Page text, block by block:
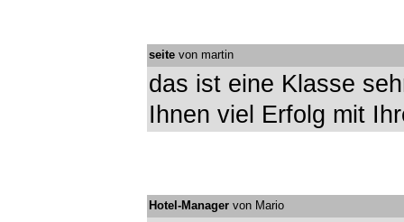
seite von martin
das ist eine Klasse
Ihnen viel Erfolg mit
Hotel-Manager von Mario